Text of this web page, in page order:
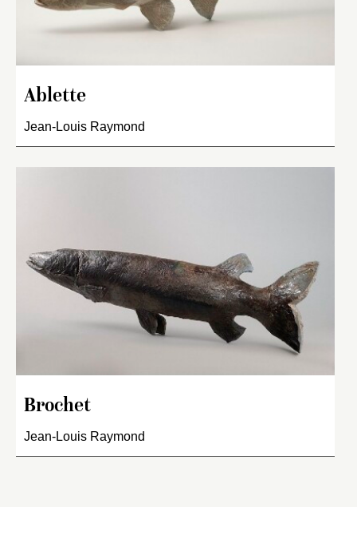
Ablette
Jean-Louis Raymond
Brochet
Jean-Louis Raymond